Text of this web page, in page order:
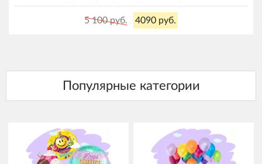
5 100 руб. 4090 руб.